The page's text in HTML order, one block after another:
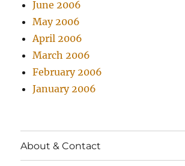
June 2006
May 2006
April 2006
March 2006
February 2006
January 2006
About & Contact